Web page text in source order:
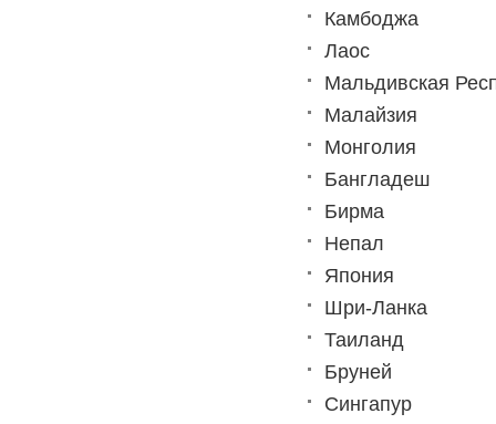
Камбоджа
Лаос
Мальдивская
Малайзия
Монголия
Бангладеш
Бирма
Непал
Япония
Шри-Ланка
Таиланд
Бруней
Сингапур